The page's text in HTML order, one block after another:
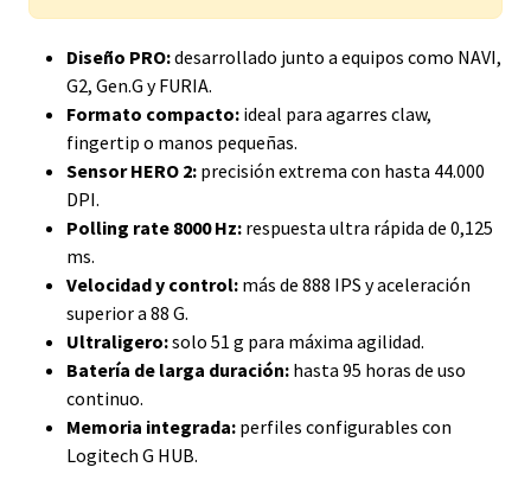
Diseño PRO:desarrollado junto a equipos como NAVI,
G2, Gen.G y FURIA.
Formato compacto: ideal para agarres claw,
fingertip o manos pequeñas.
Sensor HERO 2: precisión extrema con hasta 44.000
DPI.
Polling rate 8000 Hz: respuesta ultra rápida de 0,125
ms.
Velocidad y control: más de 888 IPS y aceleración
superior a 88 G.
Ultraligero:solo 51 g para máxima agilidad.
Batería de larga duración: hasta 95 horas de uso
continuo.
Memoria integrada: perfiles configurables con
Logitech G HUB.